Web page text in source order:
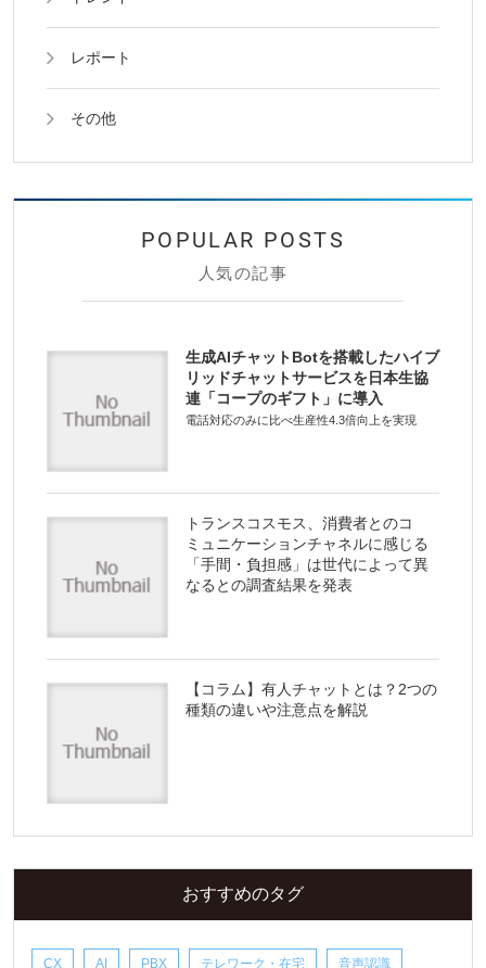
レポート
その他
人気の記事
生成AIチャットBotを搭載したハイブ
リッドチャットサービスを日本生協
連「コープのギフト」に導入
電話対応のみに比べ生産性4.3倍向上を実現
トランスコスモス、消費者とのコ
ミュニケーションチャネルに感じる
「手間・負担感」は世代によって異
なるとの調査結果を発表
【コラム】有人チャットとは？2つの
種類の違いや注意点を解説
おすすめのタグ
CX AI PBX テレワーク・在宅 音声認識